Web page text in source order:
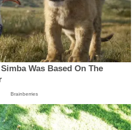
Was Based On The
Brainberries